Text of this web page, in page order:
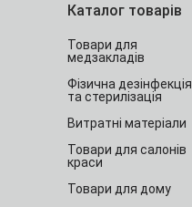
Каталог товарів
Товари для
медзакладів
Фізична дезінфекція
та стерилізація
Витратні матеріали
Товари для салонів
краси
Товари для дому